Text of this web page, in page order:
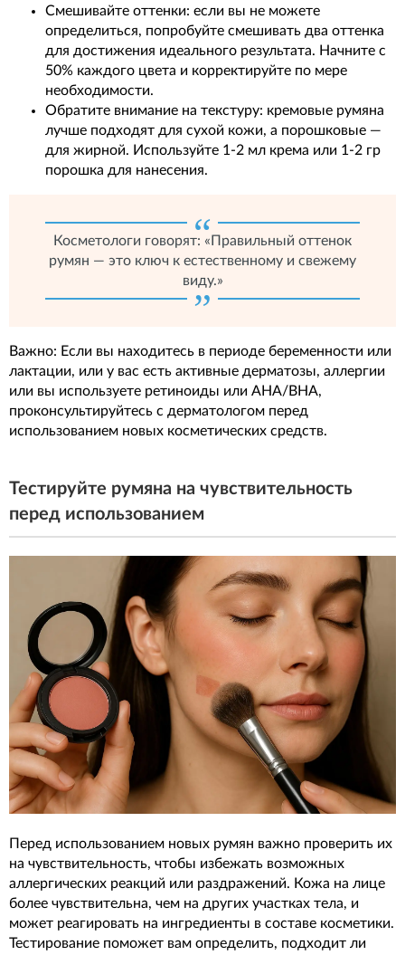
Смешивайте оттенки: если вы не можете
определиться, попробуйте смешивать два оттенка
для достижения идеального результата. Начните с
50% каждого цвета и корректируйте по мере
необходимости.
Обратите внимание на текстуру: кремовые румяна
лучше подходят для сухой кожи, а порошковые —
для жирной. Используйте 1-2 мл крема или 1-2 гр
порошка для нанесения.
Косметологи говорят: «Правильный оттенок
румян — это ключ к естественному и свежему
виду.»
Важно: Если вы находитесь в периоде беременности или
лактации, или у вас есть активные дерматозы, аллергии
или вы используете ретиноиды или AHA/BHA,
проконсультируйтесь с дерматологом перед
использованием новых косметических средств.
Тестируйте румяна на чувствительность
перед использованием
Перед использованием новых румян важно проверить их
на чувствительность, чтобы избежать возможных
аллергических реакций или раздражений. Кожа на лице
более чувствительна, чем на других участках тела, и
может реагировать на ингредиенты в составе косметики.
Тестирование поможет вам определить, подходит ли